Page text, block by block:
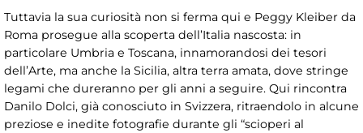
Tuttavia la sua curiosità non si ferma qui e Peggy Kleiber da
Roma prosegue alla scoperta dell’Italia nascosta: in
particolare Umbria e Toscana, innamorandosi dei tesori
dell’Arte, ma anche la Sicilia, altra terra amata, dove stringe
legami che dureranno per gli anni a seguire. Qui rincontra
Danilo Dolci, già conosciuto in Svizzera, ritraendolo in alcune
preziose e inedite fotografie durante gli “scioperi al